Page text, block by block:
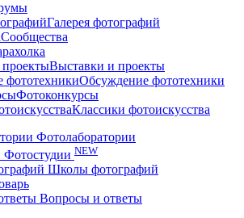
Галерея фотографий
Сообщества
Выставки и проекты
Обсуждение фототехники
Фотоконкурсы
Классики фотоискусства
Фотолаборатории
Фотостудии NEW
Школы фотографий
Вопросы и ответы